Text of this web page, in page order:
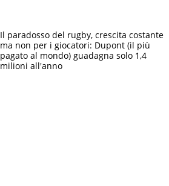
Il paradosso del rugby, crescita costante
ma non per i giocatori: Dupont (il più
pagato al mondo) guadagna solo 1,4
milioni all'anno